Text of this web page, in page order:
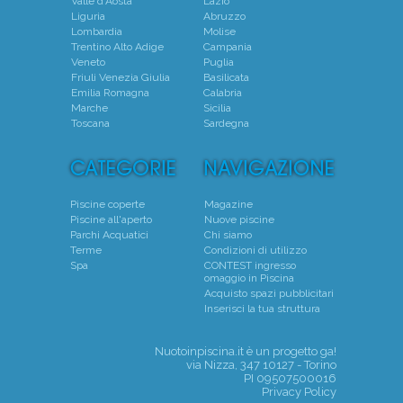
Liguria
Lombardia
Trentino Alto Adige
Veneto
Friuli Venezia Giulia
Emilia Romagna
Marche
Toscana
Abruzzo
Molise
Campania
Puglia
Basilicata
Calabria
Sicilia
Sardegna
Piscine coperte
Piscine all'aperto
Parchi Acquatici
Terme
Spa
Magazine
Nuove piscine
Chi siamo
Condizioni di utilizzo
CONTEST ingresso
omaggio in Piscina
Acquisto spazi pubblicitari
Inserisci la tua struttura
Nuotoinpiscina.it è un progetto ga!
via Nizza, 347 10127 - Torino
PI 09507500016
Privacy Policy